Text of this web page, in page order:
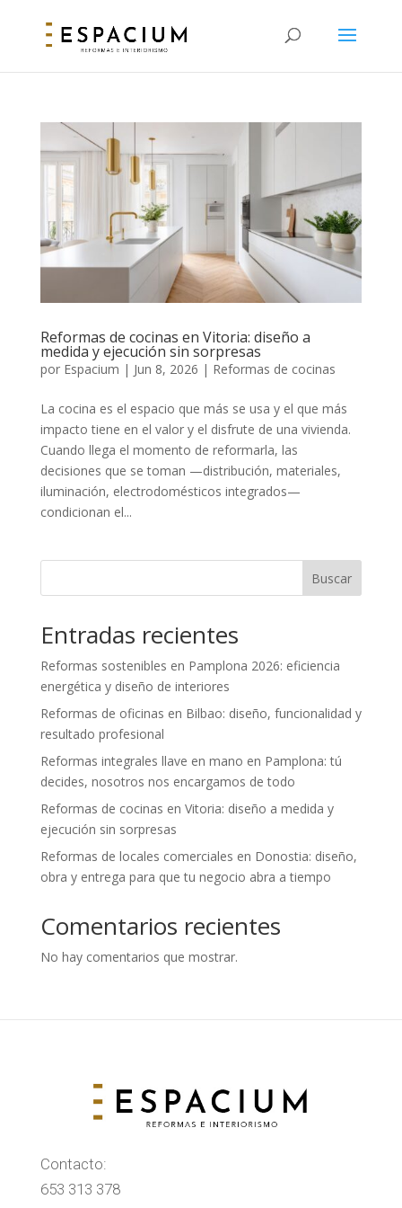
Reformas de cocinas en Vitoria: diseño a
medida y ejecución sin sorpresas
por Espacium | Jun 8, 2026 | Reformas de cocinas
La cocina es el espacio que más se usa y el que más
impacto tiene en el valor y el disfrute de una vivienda.
Cuando llega el momento de reformarla, las
decisiones que se toman —distribución, materiales,
iluminación, electrodomésticos integrados—
condicionan el...
Buscar
Entradas recientes
Reformas sostenibles en Pamplona 2026: eficiencia
energética y diseño de interiores
Reformas de oficinas en Bilbao: diseño, funcionalidad y
resultado profesional
Reformas integrales llave en mano en Pamplona: tú
decides, nosotros nos encargamos de todo
Reformas de cocinas en Vitoria: diseño a medida y
ejecución sin sorpresas
Reformas de locales comerciales en Donostia: diseño,
obra y entrega para que tu negocio abra a tiempo
Comentarios recientes
No hay comentarios que mostrar.
Contacto:
653 313 378